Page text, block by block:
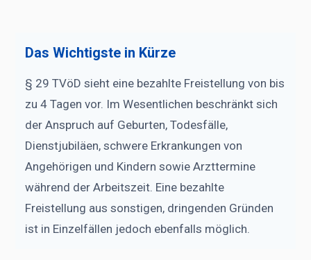
Das Wichtigste in Kürze
§ 29 TVöD sieht eine bezahlte Freistellung von bis
zu 4 Tagen vor. Im Wesentlichen beschränkt sich
der Anspruch auf Geburten, Todesfälle,
Dienstjubiläen, schwere Erkrankungen von
Angehörigen und Kindern sowie Arzttermine
während der Arbeitszeit. Eine bezahlte
Freistellung aus sonstigen, dringenden Gründen
ist in Einzelfällen jedoch ebenfalls möglich.